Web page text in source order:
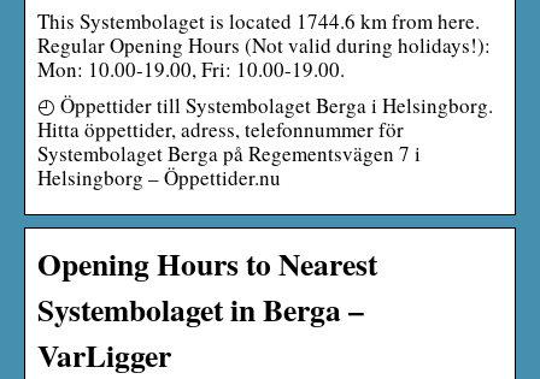
This Systembolaget is located 1744.6 km from here.
Regular Opening Hours (Not valid during holidays!):
Mon: 10.00-19.00, Fri: 10.00-19.00.
◴ Öppettider till Systembolaget Berga i Helsingborg.
Hitta öppettider, adress, telefonnummer för
Systembolaget Berga på Regementsvägen 7 i
Helsingborg – Öppettider.nu
Opening Hours to Nearest
Systembolaget in Berga –
VarLigger